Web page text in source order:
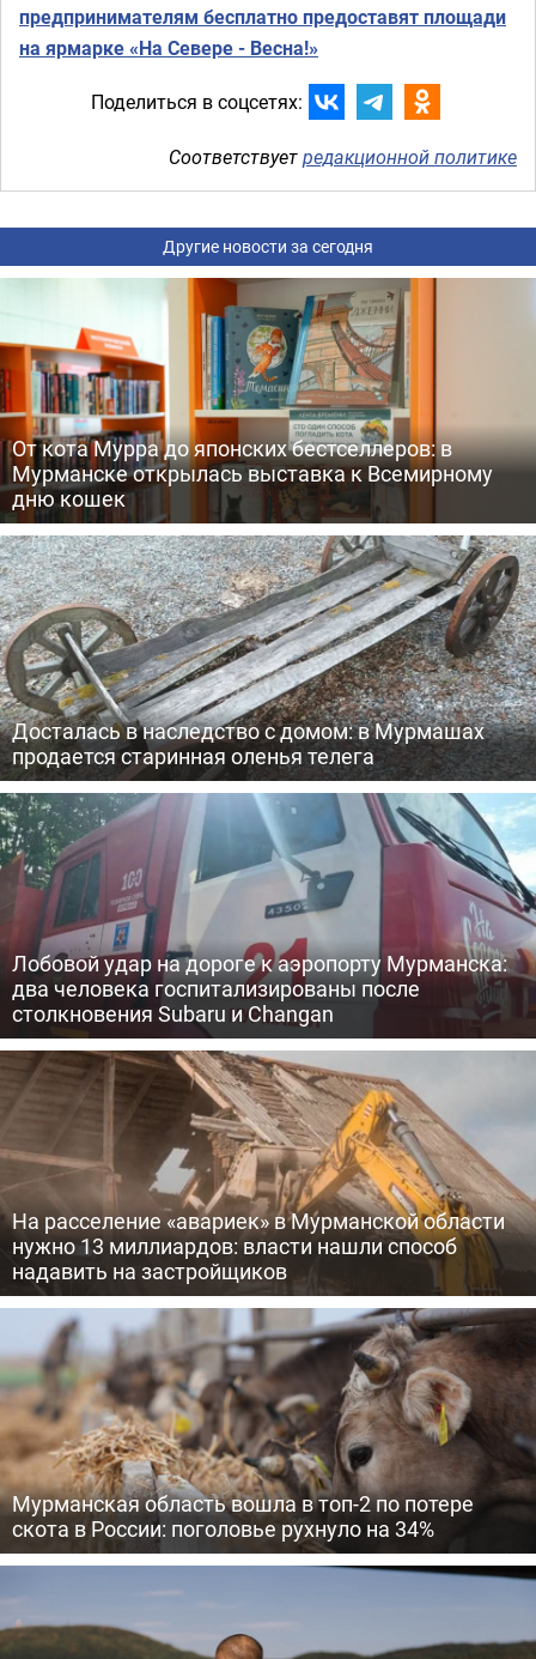
предпринимателям бесплатно предоставят площади
на ярмарке «На Севере - Весна!»
Поделиться в соцсетях:
Соответствуетредакционной политике
Другие новости за сегодня
От кота Мурра до японских бестселлеров: в
Мурманске открылась выставка к Всемирному
дню кошек
Досталась в наследство с домом: в Мурмашах
продается старинная оленья телега
Лобовой удар на дороге к аэропорту Мурманска:
два человека госпитализированы после
столкновения Subaru и Changan
На расселение «авариек» в Мурманской области
нужно 13 миллиардов: власти нашли способ
надавить на застройщиков
Мурманская область вошла в топ-2 по потере
скота в России: поголовье рухнуло на 34%